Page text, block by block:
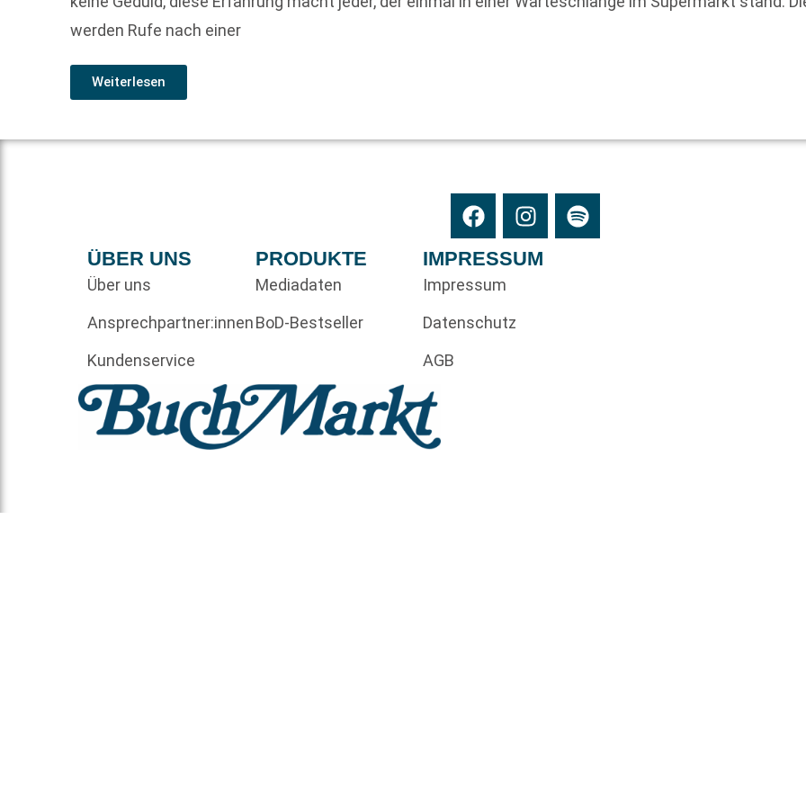
werden Rufe nach einer
Weiterlesen
ÜBER UNS
Über uns
Ansprechpartner:innen
Kundenservice
PRODUKTE
Mediadaten
BoD-Bestseller
IMPRESSUM
Impressum
Datenschutz
AGB